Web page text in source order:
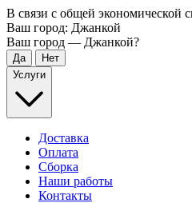
В связи с общей экономической
Ваш город: Джанкой
Ваш город — Джанкой?
Услуги
Доставка
Оплата
Сборка
Наши работы
Контакты